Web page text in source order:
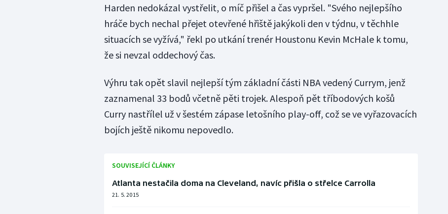
Harden nedokázal vystřelit, o míč přišel a čas vypršel. "Svého nejlepšího
hráče bych nechal přejet otevřené hřiště jakýkoli den v týdnu, v těchhle
situacích se vyžívá," řekl po utkání trenér Houstonu Kevin McHale k tomu,
že si nevzal oddechový čas.
Výhru tak opět slavil nejlepší tým základní části NBA vedený Currym, jenž
zaznamenal 33 bodů včetně pěti trojek. Alespoň pět tříbodových košů
Curry nastřílel už v šestém zápase letošního play-off, což se ve vyřazovacích
bojích ještě nikomu nepovedlo.
SOUVISEJÍCÍ ČLÁNKY
Atlanta nestačila doma na Cleveland, navíc přišla o střelce Carrolla
21. 5. 2015